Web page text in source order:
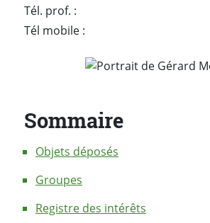
Tél. prof. :
Tél mobile :
Sommaire
Objets déposés
Groupes
Registre des intérêts